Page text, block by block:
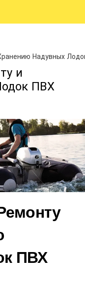
Надувных
и
ПВХ
ПВХ